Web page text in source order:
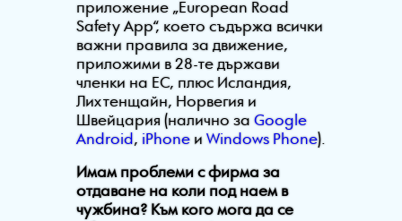
приложение „European Road
Safety App“, което съдържа всички
важни правила за движение,
приложими в 28-те държави
членки на ЕС, плюс Исландия,
Лихтенщайн, Норвегия и
Швейцария (налично за Google
Android , iPhoneи Windows Phone).
Имам проблеми с фирма за
отдаване на коли под наем в
чужбина? Към кого мога да се